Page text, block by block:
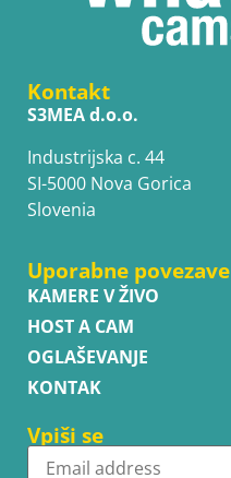
Kontakt
S3MEA d.o.o.
Industrijska c. 44
SI-5000 Nova Gorica
Slovenia
Uporabne povezave
KAMERE V ŽIVO
HOST A CAM
OGLAŠEVANJE
KONTAK
Vpiši se